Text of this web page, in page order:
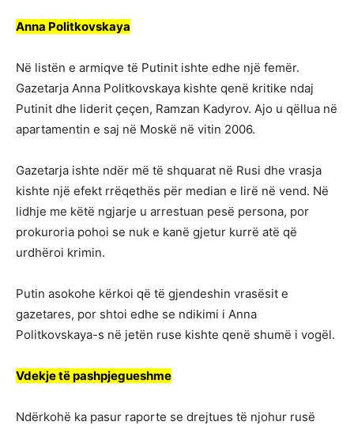
Anna Politkovskaya
Në listën e armiqve të Putinit ishte edhe një femër.
Gazetarja Anna Politkovskaya kishte qenë kritike ndaj
Putinit dhe liderit çeçen, Ramzan Kadyrov. Ajo u qëllua në
apartamentin e saj në Moskë në vitin 2006.
Gazetarja ishte ndër më të shquarat në Rusi dhe vrasja
kishte një efekt rrëqethës për median e lirë në vend. Në
lidhje me këtë ngjarje u arrestuan pesë persona, por
prokuroria pohoi se nuk e kanë gjetur kurrë atë që
urdhëroi krimin.
Putin asokohe kërkoi që të gjendeshin vrasësit e
gazetares, por shtoi edhe se ndikimi i Anna
Politkovskaya-s në jetën ruse kishte qenë shumë i vogël.
Vdekje të pashpjegueshme
Ndërkohë ka pasur raporte se drejtues të njohur rusë